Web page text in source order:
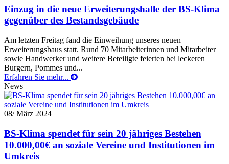
Einzug in die neue Erweiterungshalle der BS-Klima
gegenüber des Bestandsgebäude
Am letzten Freitag fand die Einweihung unseres neuen
Erweiterungsbaus statt. Rund 70 Mitarbeiterinnen und Mitarbeiter
sowie Handwerker und weitere Beteiligte feierten bei leckeren
Burgern, Pommes und...
Erfahren Sie mehr...
News
08/ März 2024
BS-Klima spendet für sein 20 jähriges Bestehen
10.000,00€ an soziale Vereine und Institutionen im
Umkreis